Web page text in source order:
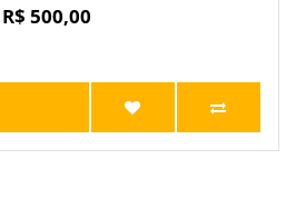
R$ 500,00